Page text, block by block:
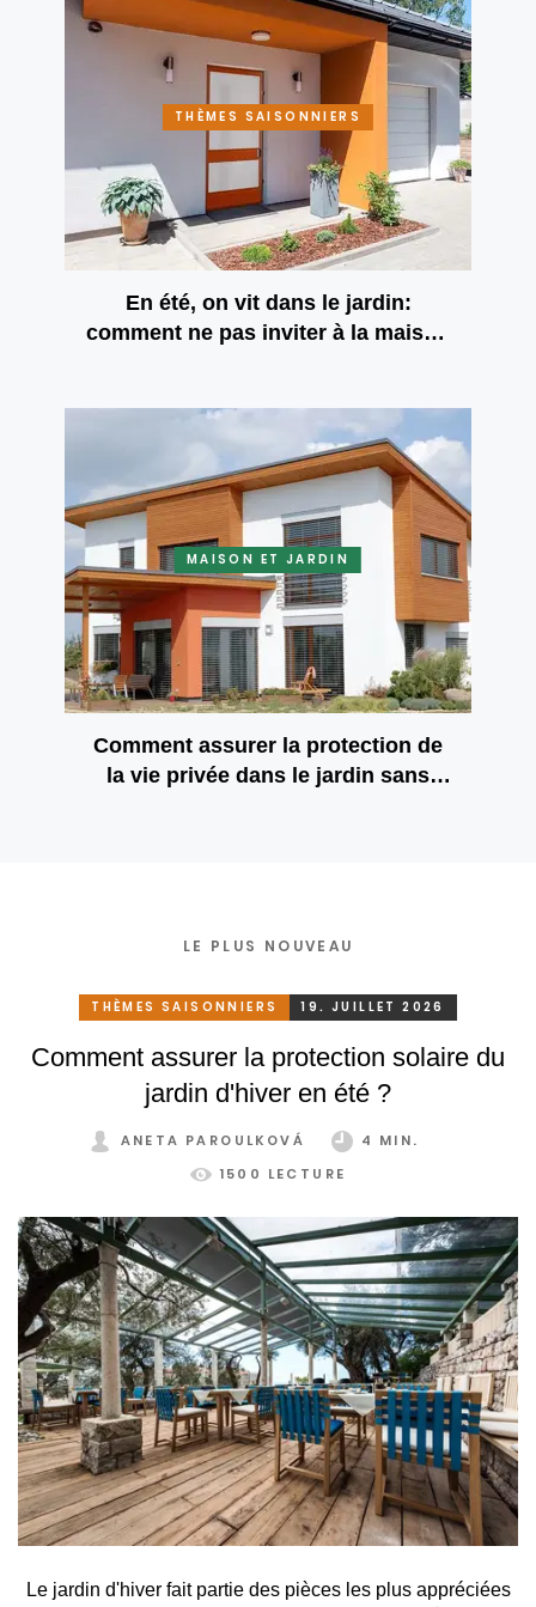
THÈMES SAISONNIERS
En été, on vit dans le jardin:
comment ne pas inviter à la maison
MAISON ET JARDIN
Comment assurer la protection de
la vie privée dans le jardin sans
LE PLUS NOUVEAU
THÈMES SAISONNIERS 19. JUILLET 2026
Comment assurer la protection solaire du
jardin d'hiver en été ?
ANETA PAROULKOVÁ
4 MIN.
1500 LECTURE
Le jardin d'hiver fait partie des pièces les plus appréciées